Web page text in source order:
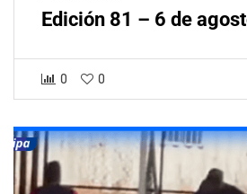
Edición 81 – 6 de
0 0